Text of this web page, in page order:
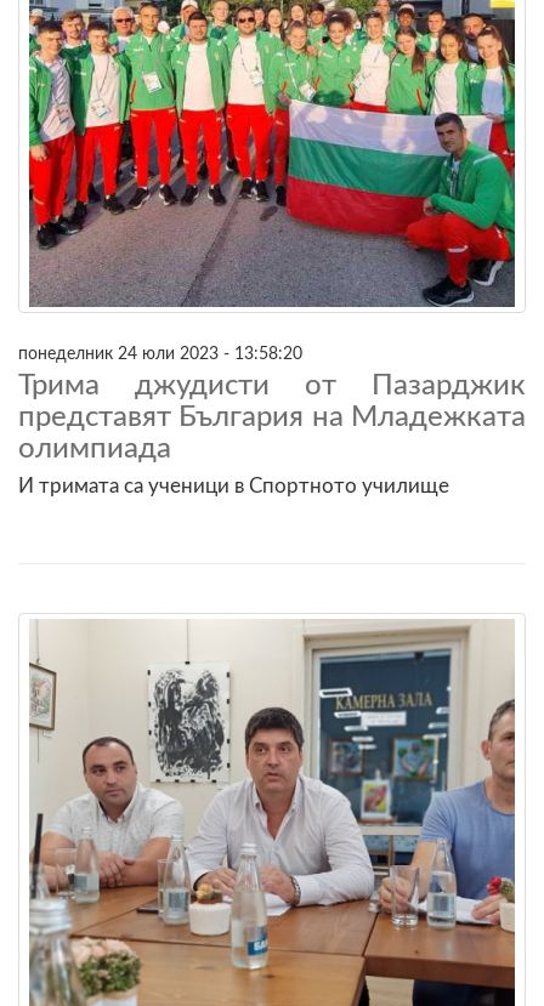
понеделник 24 юли 2023 - 13:58:20
Трима джудисти от Пазарджик
представят България на Младежката
олимпиада
И тримата са ученици в Спортното училище